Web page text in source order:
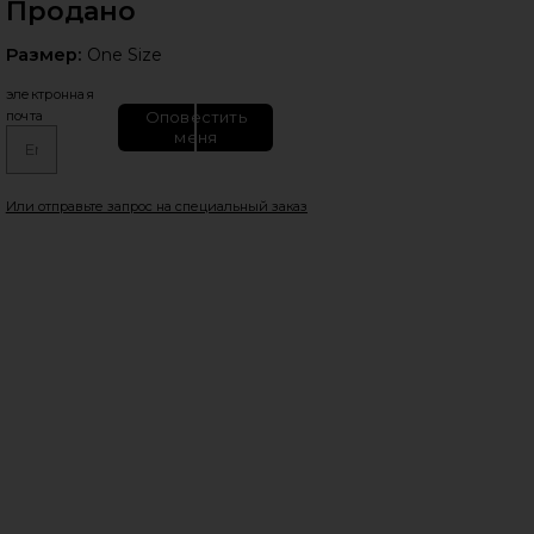
Продано
Размер: Размер:
One Size
электронная
почта
Оповестить
меня
Или отправьте запрос на специальный заказ